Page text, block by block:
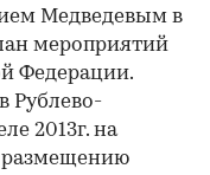
Медведевым в
мероприятий
Федерации.
Рублево-
2013г. на
размещению